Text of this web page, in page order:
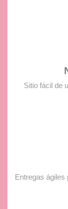
Sitio fácil de
Entregas ágiles